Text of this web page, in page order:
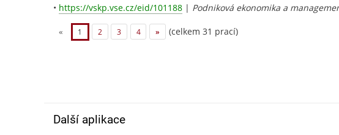
• https://vskp.vse.cz/eid/101188 | Podniková ekonomika a
« 1 2 3 4 » (celkem 31 prací)
Další aplikace